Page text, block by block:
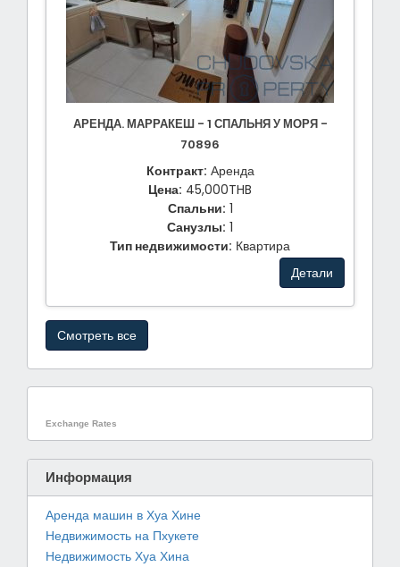
АРЕНДА. МАРРАКЕШ - 1 СПАЛЬНЯ У МОРЯ -
70896
Контракт: Аренда
Цена: 45,000THB
Спальни: 1
Санузлы: 1
Тип недвижимости: Квартира
Детали
Смотреть все
Exchange Rates
Информация
Аренда машин в Хуа Хине
Недвижимость на Пхукете
Недвижимость Хуа Хина